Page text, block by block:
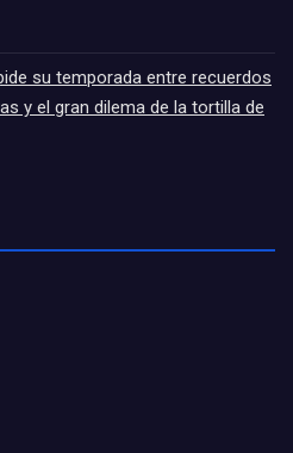
su temporada entre recuerdos
y el gran dilema de la tortilla de